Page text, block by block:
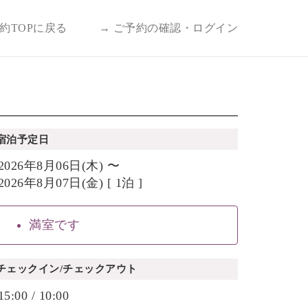
TOPに戻る → ご予約の確認・ログイン
泊予定日
年8月06日(木) 〜
年8月07日(金) [ 1泊 ]
満室です
ェックイン/チェックアウト
/ 10:00